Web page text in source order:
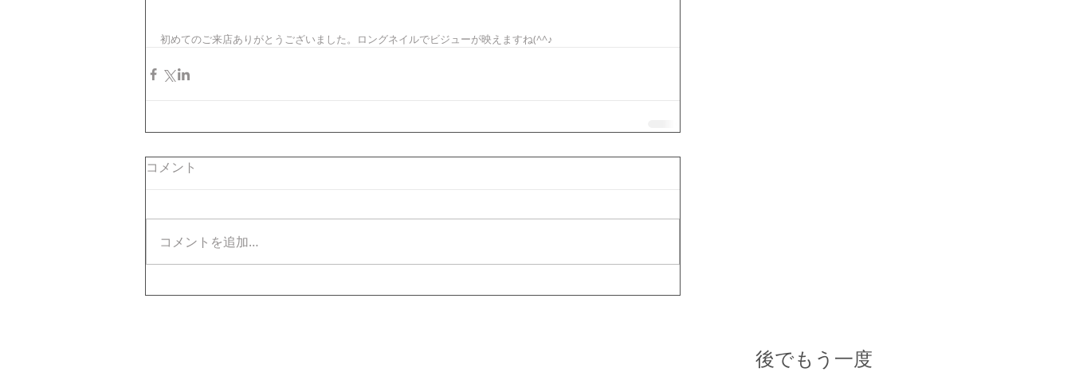
初めてのご来店ありがとうございました。ロングネイルでビジューが映えますね(^^♪
コメント
コメントを追加…
後でもう一度